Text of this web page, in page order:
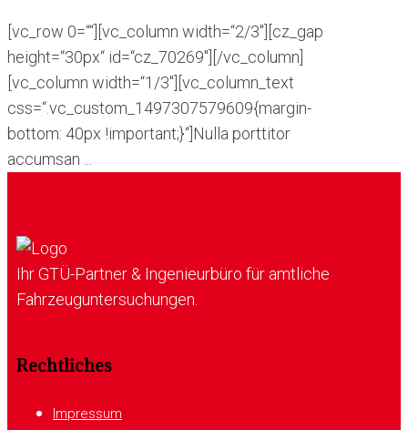
[vc_row 0=““][vc_column width=“2/3″][cz_gap
height=“30px“ id=“cz_70269″][/vc_column]
[vc_column width=“1/3″][vc_column_text
css=“.vc_custom_1497307579609{margin-
bottom: 40px !important;}“]Nulla porttitor
accumsan ...
Ihr GTÜ-Partner & Ingenieurbüro für amtliche
Fahrzeuguntersuchungen.
Rechtliches
Impressum